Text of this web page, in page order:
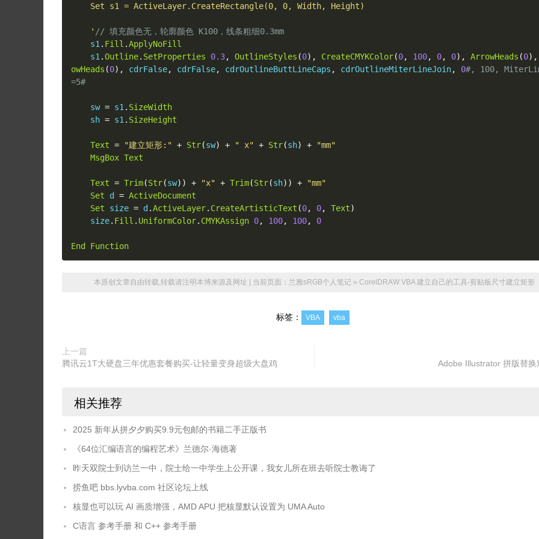
    '
// 填充颜色无，轮廓颜色 K100，线条粗细0.3mm
    s1
. Fill .ApplyNoFill
    s1
.Outline. SetProperties 0.3, OutlineStyles (0), CreateCMYKColor(0, 100, 0, 0), ArrowHeads (0),
owHeads (0), cdrFalse, cdrFalse, cdrOutlineButtLineCaps , cdrOutlineMiterLineJoin, 0#, 100,
=5#
    sw
= s1 . SizeWidth
    sh
= s1 . SizeHeight
Text = "建立矩形:" + Str(sw) + " x" + Str(sh) +
"mm"
MsgBox Text
Text = Trim(Str(sw)) + "x" + Trim(Str(sh)) +
"mm"
Set d = ActiveDocument
Set size = d .ActiveLayer. CreateArtisticText (0, 0, Text)
    size
. Fill . UniformColor. CMYKAssign 0, 100, 100, 0
End Function
    ActiveDocument.ReferencePoint = cdrCenter
    s1.SetSize Height, Height
    s1
.Rotate
    s1
.Outline
End Function
Sub DoIt()
MsgBox GetClipBoardString
Private Function GetClipBoardString
本原创文章自由转载,转载请注明本博来源及网址 | 当前页面： 兰雅sRGB个人笔记 » CorelDRAW VBA 建立自己的工具-剪贴板尺寸建立矩形
标签： VBA vba
上一篇
腾讯云1T大硬盘三年优惠套餐购买-让轻量变身超级大盘鸡
Adobe Illustrator 拼版替换
相关推荐
2025 新年从拼夕夕购买9.9元包邮的书籍二手正版书
《64位汇编语言的编程艺术》兰德尔·海德著
昨天双院士到访兰一中，院士给一中学生上公开课，我女儿所在班去听院士教诲了
捞鱼吧 bbs.lyvba.com 社区论坛上线
核显也可以玩 AI 画质增强，AMD APU 把核显默认设置为 UMA Auto
C语言 参考手册 和 C++ 参考手册